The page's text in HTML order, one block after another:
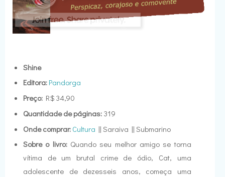
Shine
Editora: Pandorga
Preço: R$ 34,90
Quantidade de páginas: 319
Onde comprar: Cultura || Saraiva || Submarino
Sobre o livro:Quando seu melhor amigo se torna
vítima de um brutal crime de ódio, Cat, uma
adolescente de dezesseis anos, começa uma